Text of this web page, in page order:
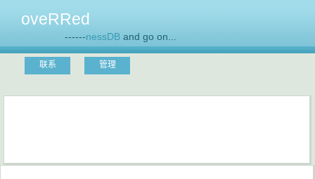
oveRRed
------nessDB and go on...
联系 管理